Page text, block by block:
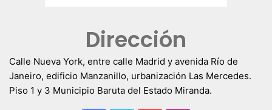
Dirección
Calle Nueva York, entre calle Madrid y avenida Río de
Janeiro, edificio Manzanillo, urbanización Las Mercedes.
Piso 1 y 3 Municipio Baruta del Estado Miranda.